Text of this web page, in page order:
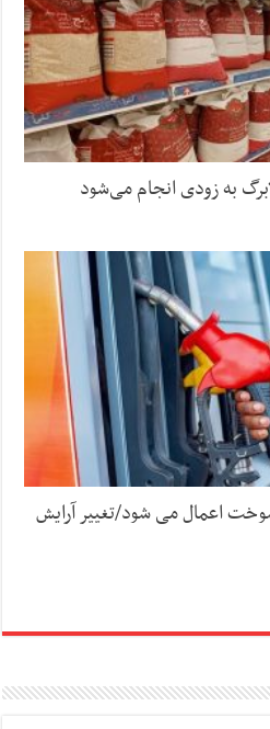
به زودی انجام می‌شود
سوخت اعمال می شود/تغییر آرایش